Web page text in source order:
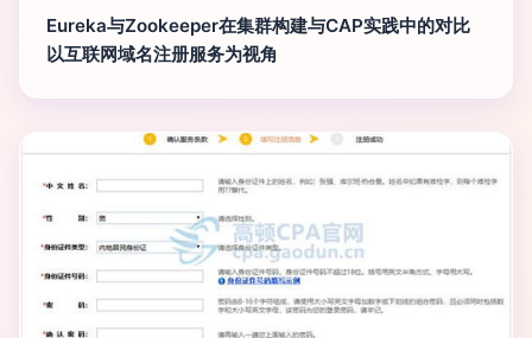
Eureka与Zookeeper在集群构建与CAP实践中的对比
以互联网域名注册服务为视角